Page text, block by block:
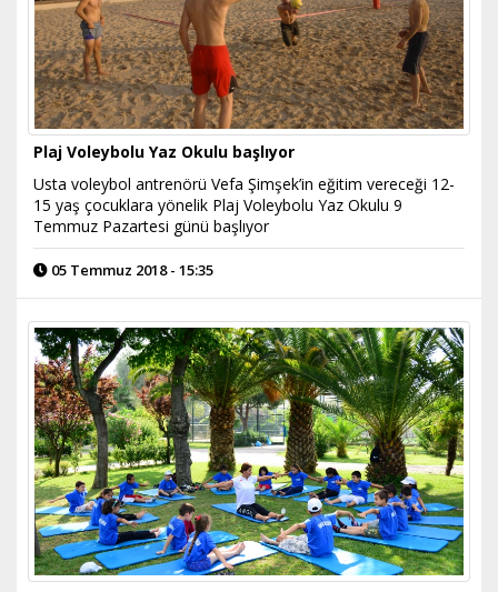
Plaj Voleybolu Yaz Okulu başlıyor
Usta voleybol antrenörü Vefa Şimşek’in eğitim vereceği 12-
15 yaş çocuklara yönelik Plaj Voleybolu Yaz Okulu 9
Temmuz Pazartesi günü başlıyor
05 Temmuz 2018 - 15:35